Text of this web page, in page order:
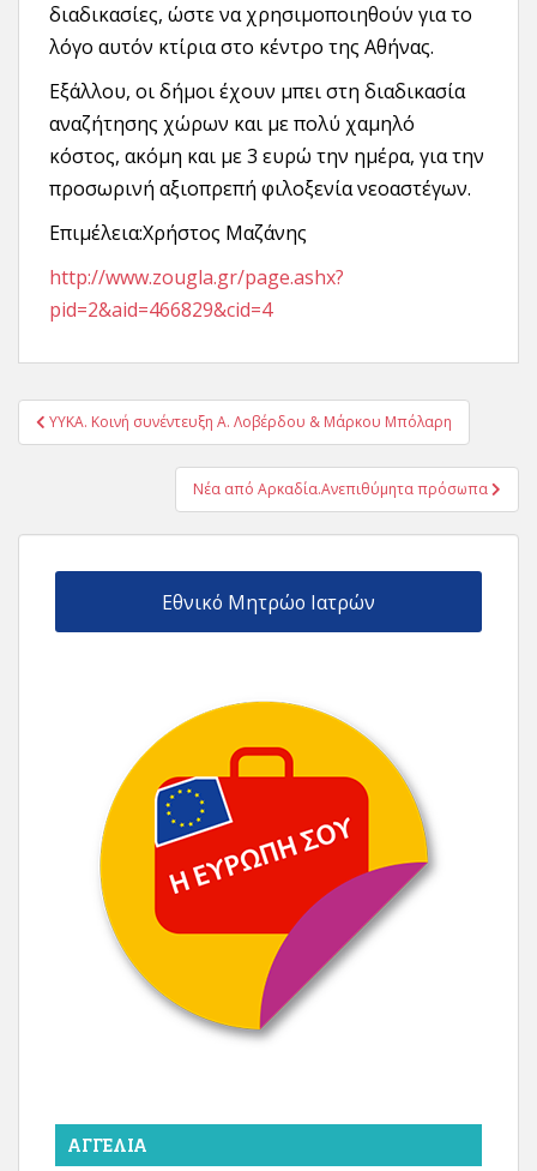
διαδικασίες, ώστε να χρησιμοποιηθούν για το
λόγο αυτόν κτίρια στο κέντρο της Αθήνας.
Εξάλλου, οι δήμοι έχουν μπει στη διαδικασία
αναζήτησης χώρων και με πολύ χαμηλό
κόστος, ακόμη και με 3 ευρώ την ημέρα, για την
προσωρινή αξιοπρεπή φιλοξενία νεοαστέγων.
Eπιμέλεια:Xρήστος Μαζάνης
http://www.zougla.gr/page.ashx?
pid=2&aid=466829&cid=4
Πλοήγηση
άρθρων
ΥΥΚΑ. Κοινή συνέντευξη Α. Λοβέρδου & Μάρκου Μπόλαρη
Νέα από Αρκαδία.Ανεπιθύμητα πρόσωπα
Εθνικό Μητρώο Ιατρών
ΑΓΓΕΛΊΑ